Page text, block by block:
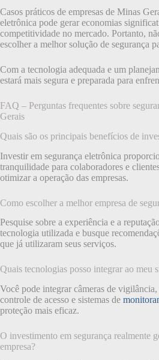
Casos práticos de empresas de Minas
eletrônica pode gerar economias
competitividade no mercado. Portanto,
escolher a melhor solução de segurança
Com a tecnologia adequada e um
estará mais segura e preparada para
FAQ – Perguntas frequentes sobre
Gerais
Quais são os principais benefícios de
Investir em segurança eletrônica
tranquilidade para colaboradores e
otimizar a operação das empresas.
Como escolher a melhor empresa de
Pesquise sobre a experiência e a
tecnologia utilizada e busque
que já utilizaram seus serviços.
Quais tecnologias posso integrar ao meu
Você pode integrar câmeras de
controle de acesso e sistemas de
proteção mais eficaz.
O investimento em segurança realmente
empresa?